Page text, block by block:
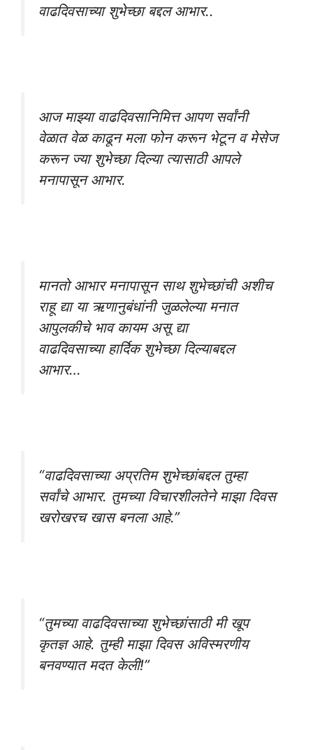
वाढदिवसाच्या शुभेच्छा बद्दल आभार..
आज माझ्या वाढदिवसानिमित्त आपण सर्वांनी
वेळात वेळ काढून मला फोन करून भेटून व मेसेज
करून ज्या शुभेच्छा दिल्या त्यासाठी आपले
मनापासून आभार.
मानतो आभार मनापासून साथ शुभेच्छांची अशीच
राहू द्या या ऋणानुबंधांनी जुळलेल्या मनात
आपुलकीचे भाव कायम असू द्या
वाढदिवसाच्या हार्दिक शुभेच्छा दिल्याबद्दल
आभार…
“वाढदिवसाच्या अप्रतिम शुभेच्छांबद्दल तुम्हा
सर्वांचे आभार. तुमच्या विचारशीलतेने माझा दिवस
खरोखरच खास बनला आहे.”
“तुमच्या वाढदिवसाच्या शुभेच्छांसाठी मी खूप
कृतज्ञ आहे. तुम्ही माझा दिवस अविस्मरणीय
बनवण्यात मदत केली!”